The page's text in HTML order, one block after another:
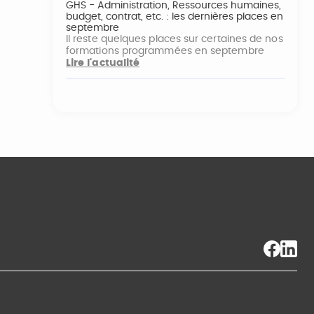
GHS - Administration, Ressources humaines,
budget, contrat, etc. : les dernières places en
septembre
Il reste quelques places sur certaines de nos
formations programmées en septembre
Lire l'actualité